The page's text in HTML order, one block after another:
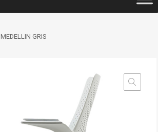
MEDELLIN GRIS